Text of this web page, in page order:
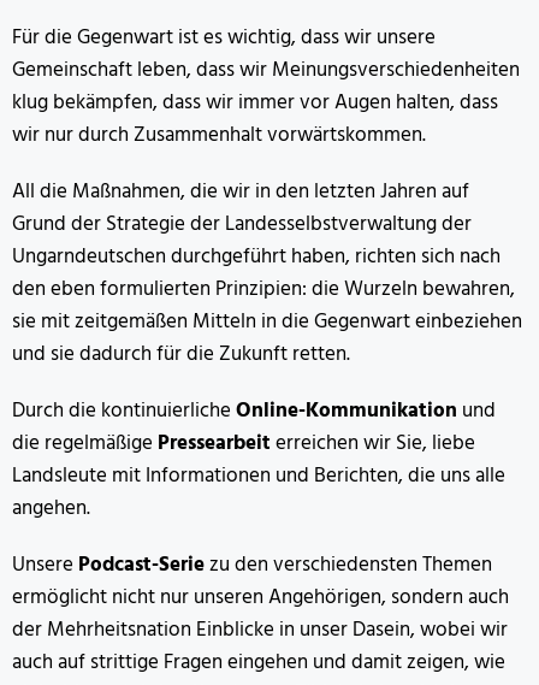
Für die Gegenwart ist es wichtig, dass wir unsere
Gemeinschaft leben, dass wir Meinungsverschiedenheiten
klug bekämpfen, dass wir immer vor Augen halten, dass
wir nur durch Zusammenhalt vorwärtskommen.
All die Maßnahmen, die wir in den letzten Jahren auf
Grund der Strategie der Landesselbstverwaltung der
Ungarndeutschen durchgeführt haben, richten sich nach
den eben formulierten Prinzipien: die Wurzeln bewahren,
sie mit zeitgemäßen Mitteln in die Gegenwart einbeziehen
und sie dadurch für die Zukunft retten.
Durch die kontinuierlicheOnline-Kommunikation und
die regelmäßige Pressearbeiterreichen wir Sie, liebe
Landsleute mit Informationen und Berichten, die uns alle
angehen.
Unsere Podcast-Seriezu den verschiedensten Themen
ermöglicht nicht nur unseren Angehörigen, sondern auch
der Mehrheitsnation Einblicke in unser Dasein, wobei wir
auch auf strittige Fragen eingehen und damit zeigen, wie